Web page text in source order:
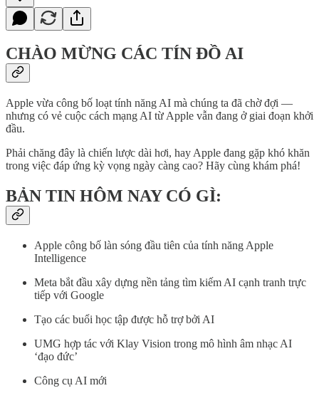
CHÀO MỪNG CÁC TÍN ĐỒ AI
Apple vừa công bố loạt tính năng AI mà chúng ta đã chờ đợi —
nhưng có vẻ cuộc cách mạng AI từ Apple vẫn đang ở giai đoạn khởi
đầu.
Phải chăng đây là chiến lược dài hơi, hay Apple đang gặp khó khăn
trong việc đáp ứng kỳ vọng ngày càng cao? Hãy cùng khám phá!
BẢN TIN HÔM NAY CÓ GÌ:
Apple công bố làn sóng đầu tiên của tính năng Apple
Intelligence
Meta bắt đầu xây dựng nền tảng tìm kiếm AI cạnh tranh trực
tiếp với Google
Tạo các buổi học tập được hỗ trợ bởi AI
UMG hợp tác với Klay Vision trong mô hình âm nhạc AI
‘đạo đức’
Công cụ AI mới